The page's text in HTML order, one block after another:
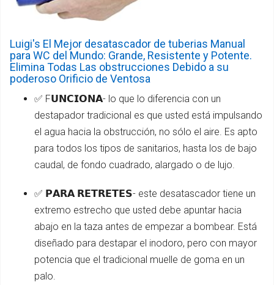
Luigi's El Mejor desatascador de tuberias Manual
para WC del Mundo: Grande, Resistente y Potente.
Elimina Todas Las obstrucciones Debido a su
poderoso Orificio de Ventosa
✅ F𝗨𝗡𝗖𝗜𝗢𝗡𝗔- lo que lo diferencia con un
destapador tradicional es que usted está impulsando
el agua hacia la obstrucción, no sólo el aire. Es apto
para todos los tipos de sanitarios, hasta los de bajo
caudal, de fondo cuadrado, alargado o de lujo.
✅ 𝗣𝗔𝗥𝗔 𝗥𝗘𝗧𝗥𝗘𝗧𝗘𝗦- este desatascador tiene un
extremo estrecho que usted debe apuntar hacia
abajo en la taza antes de empezar a bombear. Está
diseñado para destapar el inodoro, pero con mayor
potencia que el tradicional muelle de goma en un
palo.